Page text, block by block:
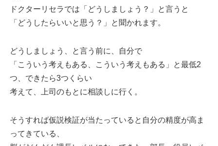
ドクターリセラでは「どうしましょう？」と言うと
「どうしたらいいと思う？」と聞かれます。
どうしましょう、と言う前に、自分で
「こういう考えもある、こういう考えもある」と最低2
つ、できたら3つくらい
考えて、上司のもとに相談しに行く。
そうすれば仮説検証が当たっていると自分の精度が高ま
ってきている、